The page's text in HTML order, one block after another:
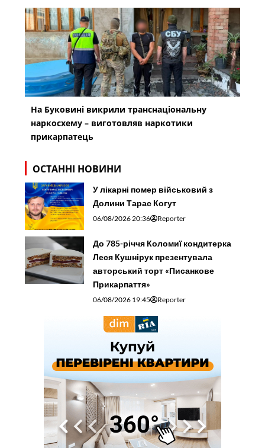
На Буковині викрили транснаціональну
наркосхему – виготовляв наркотики
прикарпатець
ОСТАННІ НОВИНИ
У лікарні помер військовий з
Долини Тарас Когут
06/08/2026 20:36 Reporter
До 785-річчя Коломиї кондитерка
Леся Кушнірук презентувала
авторський торт «Писанкове
Прикарпаття»
06/08/2026 19:45 Reporter